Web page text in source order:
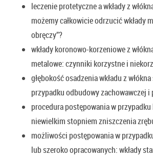
leczenie protetyczne a wkłady z
możemy całkowicie odrzucić wkłady
obręczy”?
wkłady koronowo-korzeniowe z
metalowe: czynniki korzystne i
głębokość osadzenia wkładu z
przypadku odbudowy zachowawczej
procedura postępowania w przypadku
niewielkim stopniem zniszczenia
możliwości postępowania w
lub szeroko opracowanych: wkłady